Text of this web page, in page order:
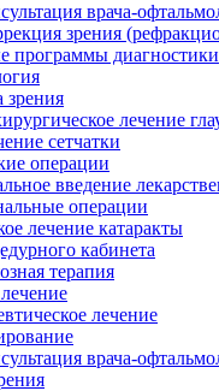
врача-
зрения
программы диагностики
зрения
лечение
сетчатки
операции
введение
операции
лечение катаракты
кабинета
терапия
лечение
врача-